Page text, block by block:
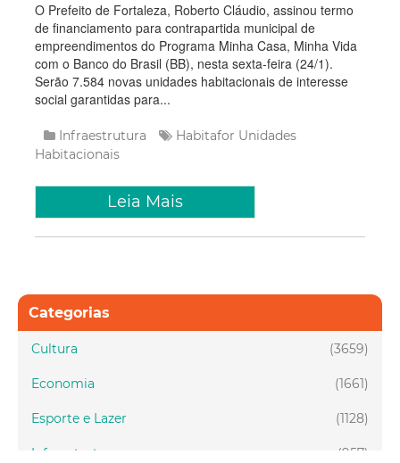
O Prefeito de Fortaleza, Roberto Cláudio, assinou termo
de financiamento para contrapartida municipal de
empreendimentos do Programa Minha Casa, Minha Vida
com o Banco do Brasil (BB), nesta sexta-feira (24/1).
Serão 7.584 novas unidades habitacionais de interesse
social garantidas para...
Infraestrutura Habitafor Unidades
Habitacionais
Leia Mais
Categorias
(3659)
Cultura
(1661)
Economia
(1128)
Esporte e Lazer
(957)
Infraestrutura